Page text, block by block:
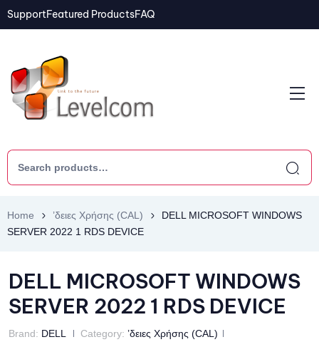
SupportFeatured ProductsFAQ
Home ’δειες Χρήσης (CAL)
DELL MICROSOFT WINDOWS
SERVER 2022 1 RDS DEVICE
DELL MICROSOFT WINDOWS
SERVER 2022 1 RDS DEVICE
Brand: DELL Category: ’δειες Χρήσης (CAL)